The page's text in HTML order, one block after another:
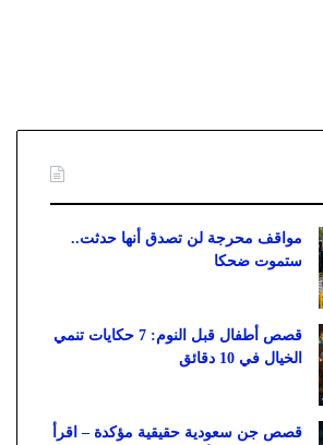
مواقف محرجة لن تصدق أنها حدثت..
ستموت ضحكا
قصص أطفال قبل النوم: 7 حكايات تنمي
الخيال في 10 دقائق
قصص جن سعودية حقيقية مؤكدة – اقرأ